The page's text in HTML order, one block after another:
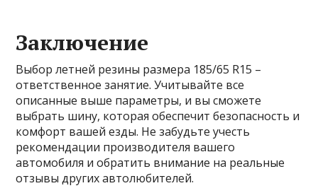
Заключение
Выбор летней резины размера 185/65 R15 –
ответственное занятие. Учитывайте все
описанные выше параметры, и вы сможете
выбрать шину, которая обеспечит безопасность и
комфорт вашей езды. Не забудьте учесть
рекомендации производителя вашего
автомобиля и обратить внимание на реальные
отзывы других автолюбителей.